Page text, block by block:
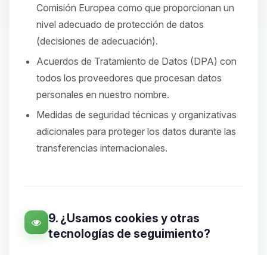
Comisión Europea como que proporcionan un
nivel adecuado de protección de datos
(decisiones de adecuación).
Acuerdos de Tratamiento de Datos (DPA) con
todos los proveedores que procesan datos
personales en nuestro nombre.
Medidas de seguridad técnicas y organizativas
adicionales para proteger los datos durante las
transferencias internacionales.
9. ¿Usamos cookies y otras
tecnologías de seguimiento?